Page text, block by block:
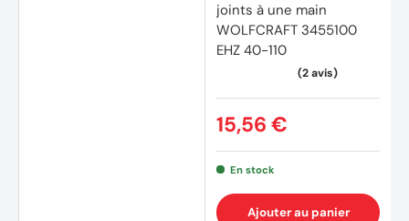
joints à une main
WOLFCRAFT 3455100
EHZ 40-110
15,56 €
En stock
Ajouter au panier